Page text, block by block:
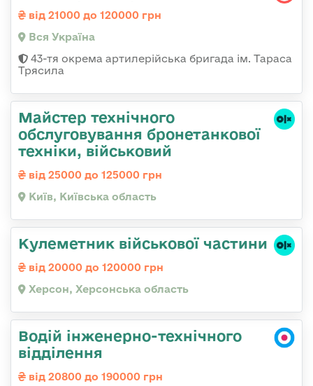
від 21000 до 120000 грн
Вся Україна
43-тя окрема артилерійська бригада ім. Тараса
Трясила
Майстер технічного
обслуговування бронетанкової
техніки, військовий
від 25000 до 125000 грн
Київ, Київська область
Кулеметник військової частини
від 20000 до 120000 грн
Херсон, Херсонська область
Водій інженерно-технічного
відділення
від 20800 до 190000 грн